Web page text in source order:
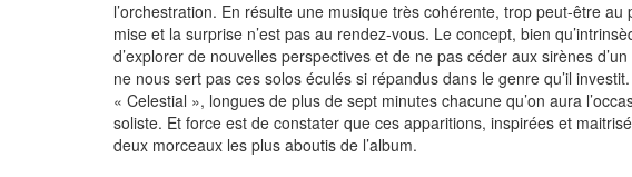
l’orchestration. En résulte une musique très cohérente, trop peut-être
mise et la surprise n’est pas au rendez-vous. Le concept, bien
d’explorer de nouvelles perspectives et de ne pas céder aux sirènes
ne nous sert pas ces solos éculés si répandus dans le genre qu’il
« Celestial », longues de plus de sept minutes chacune qu’on aura
soliste. Et force est de constater que ces apparitions, inspirées et
deux morceaux les plus aboutis de l’album.